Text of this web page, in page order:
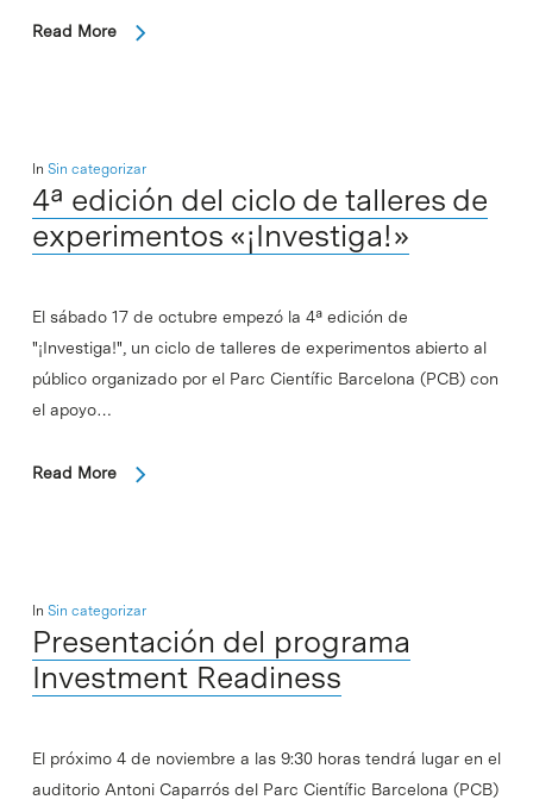
Read More
In Sin categorizar
4ª edición del ciclo de talleres de
experimentos «¡Investiga!»
El sábado 17 de octubre empezó la 4ª edición de
"¡Investiga!", un ciclo de talleres de experimentos abierto al
público organizado por el Parc Científic Barcelona (PCB) con
el apoyo…
Read More
In Sin categorizar
Presentación del programa
Investment Readiness
El próximo 4 de noviembre a las 9:30 horas tendrá lugar en el
auditorio Antoni Caparrós del Parc Científic Barcelona (PCB)